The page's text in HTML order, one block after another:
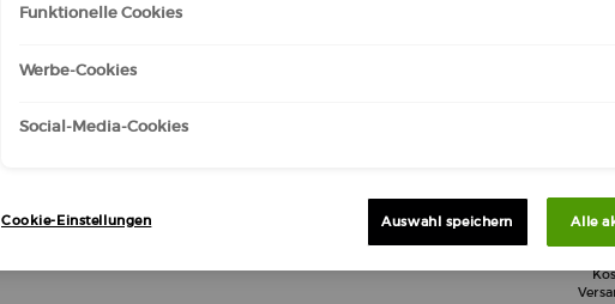
Funktionelle Cookies
Werbe-Cookies
Social-Media-Cookies
Cookie-Einstellungen Auswahl speichern Alle